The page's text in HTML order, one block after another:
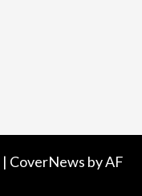
| CoverNews by AF